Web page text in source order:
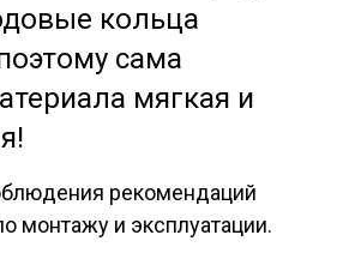
кольца
сама
мягкая и
рекомендаций
монтажу и эксплуатации.